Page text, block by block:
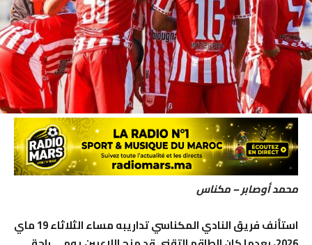
محمد أوصابر – مكناس
استأنف فريق النادي المكناسي تداريبه مساء الثلاثاء 19 ماي